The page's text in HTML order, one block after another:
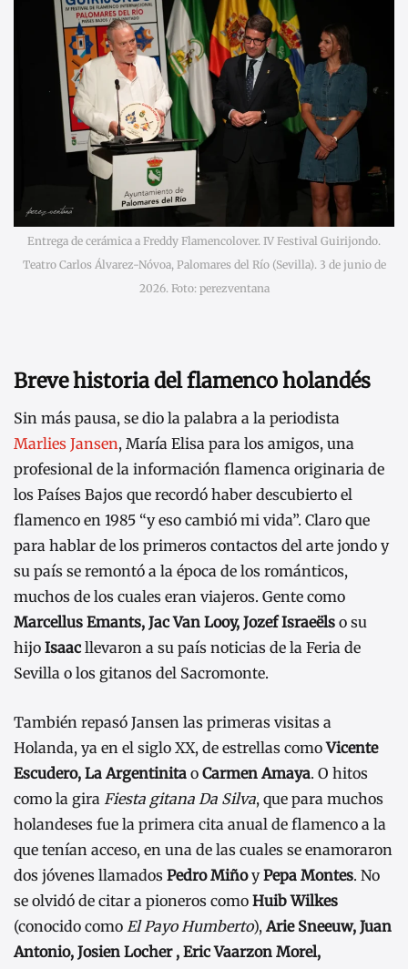
Entrega de cerámica a Freddy Flamencolover. IV Festival Guirijondo.
Teatro Carlos Álvarez-Nóvoa, Palomares del Río (Sevilla). 3 de junio de
2026. Foto: perezventana
Breve historia del flamenco holandés
Sin más pausa, se dio la palabra a la periodista
Marlies Jansen, María Elisa para los amigos, una
profesional de la información flamenca originaria de
los Países Bajos que recordó haber descubierto el
flamenco en 1985 “y eso cambió mi vida”. Claro que
para hablar de los primeros contactos del arte jondo y
su país se remontó a la época de los románticos,
muchos de los cuales eran viajeros. Gente como
Marcellus Emants, Jac Van Looy, Jozef Israeëls o su
hijo Isaacllevaron a su país noticias de la Feria de
Sevilla o los gitanos del Sacromonte.
También repasó Jansen las primeras visitas a
Holanda, ya en el siglo XX, de estrellas comoVicente
Escudero, La Argentinita o Carmen Amaya. O hitos
como la gira Fiesta gitana Da Silva, que para muchos
holandeses fue la primera cita anual de flamenco a la
que tenían acceso, en una de las cuales se enamoraron
dos jóvenes llamados Pedro MiñoyPepa Montes. No
se olvidó de citar a pioneros como Huib Wilkes
(conocido como El Payo Humberto), Arie Sneeuw, Juan
Antonio, Josien Locher , Eric Vaarzon Morel,